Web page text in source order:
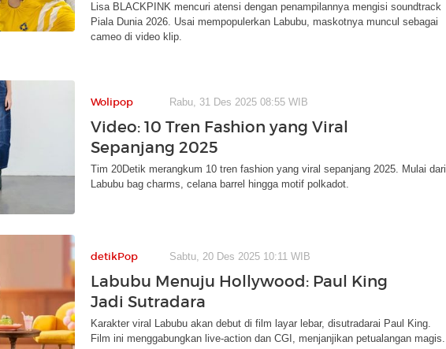
Lisa BLACKPINK mencuri atensi dengan penampilannya mengisi soundtrack
Piala Dunia 2026. Usai mempopulerkan Labubu, maskotnya muncul sebagai
cameo di video klip.
Wolipop Rabu, 31 Des 2025 08:55 WIB
Video: 10 Tren Fashion yang Viral
Sepanjang 2025
Tim 20Detik merangkum 10 tren fashion yang viral sepanjang 2025. Mulai dari
Labubu bag charms, celana barrel hingga motif polkadot.
detikPop Sabtu, 20 Des 2025 10:11 WIB
Labubu Menuju Hollywood: Paul King
Jadi Sutradara
Karakter viral Labubu akan debut di film layar lebar, disutradarai Paul King.
Film ini menggabungkan live-action dan CGI, menjanjikan petualangan magis.